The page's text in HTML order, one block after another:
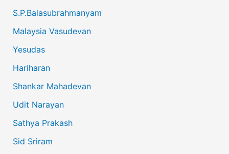
S.P.Balasubrahmanyam
Malaysia Vasudevan
Yesudas
Hariharan
Shankar Mahadevan
Udit Narayan
Sathya Prakash
Sid Sriram